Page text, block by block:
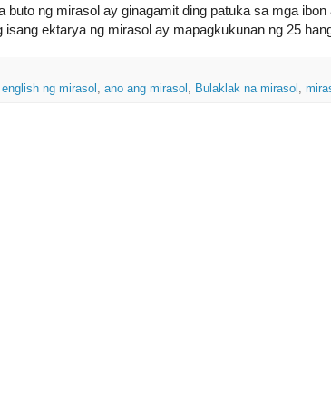
buto ng mirasol ay ginagamit ding patuka sa mga
ektarya ng mirasol ay mapagkukunan ng 25
ng mirasol , ano ang mirasol , Bulaklak na mirasol ,